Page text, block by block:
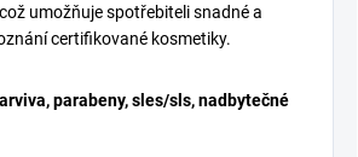
umožňuje spotřebiteli snadné a
certifikované kosmetiky.
parabeny, sles/sls, nadbytečné